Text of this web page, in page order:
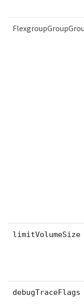
limitVolumeSize
debugTraceFlags